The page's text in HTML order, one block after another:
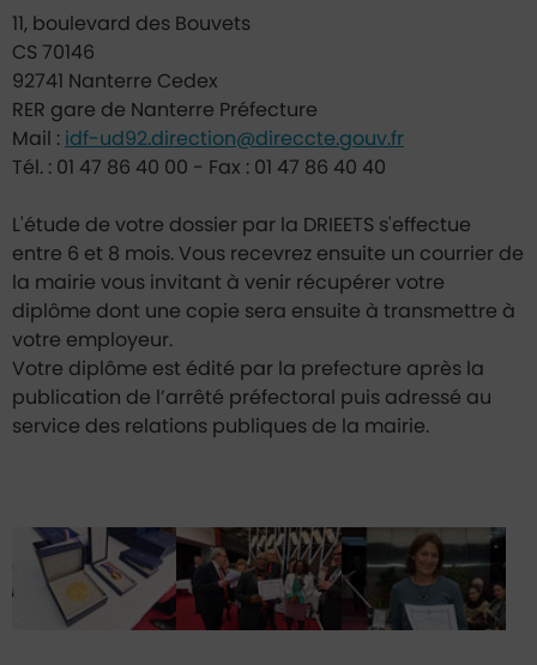
11, boulevard des Bouvets
CS 70146
92741 Nanterre Cedex
RER gare de Nanterre Préfecture
Mail : idf-ud92.direction@direccte.gouv.fr
Tél. : 01 47 86 40 00 - Fax : 01 47 86 40 40
L'étude de votre dossier par la DRIEETS s'effectue
entre 6 et 8 mois. Vous recevrez ensuite un courrier de
la mairie vous invitant à venir récupérer votre
diplôme dont une copie sera ensuite à transmettre à
votre employeur.
Votre diplôme est édité par la prefecture après la
publication de l’arrêté préfectoral puis adressé au
service des relations publiques de la mairie.